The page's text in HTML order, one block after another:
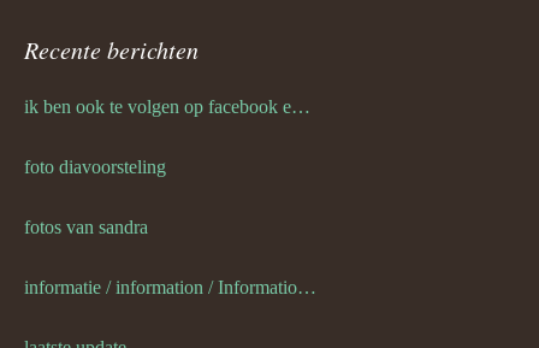
Recente berichten
ik ben ook te volgen op facebook en twitter
foto diavoorsteling
fotos van sandra
informatie / information / Informationen / l information